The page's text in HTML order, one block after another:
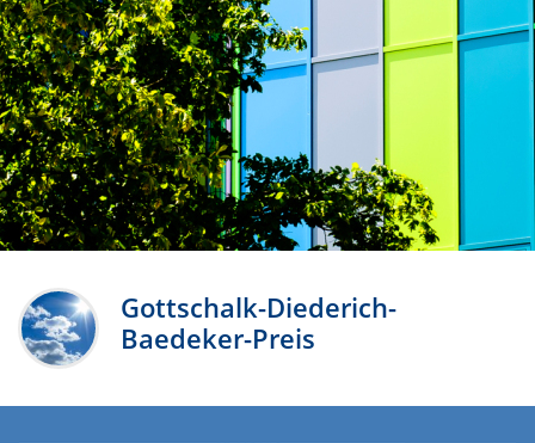
Gottschalk-Diederich-
Baedeker-Preis